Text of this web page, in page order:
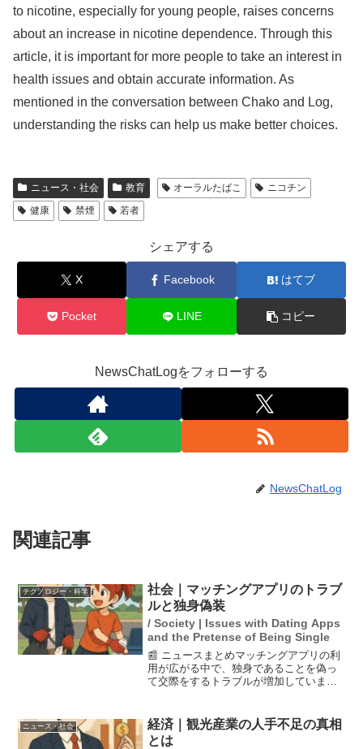
to nicotine, especially for young people, raises concerns
about an increase in nicotine dependence. Through this
article, it is important for more people to take an interest in
health issues and obtain accurate information. As
mentioned in the conversation between Chako and Log,
understanding the risks can help us make better choices.
ニュース・社会 教育 オーラルたばこ
ニコチン
健康
禁煙 若者
シェアする
X Facebook はてブ
Pocket LINE コピー
NewsChatLogをフォローする
NewsChatLog
関連記事
テクノロジー・科学
社会｜マッチングアプリのトラブ
ルと独身偽装
/ Society | Issues with Dating Apps
and the Pretense of Being Single
📰 ニュースまとめマッチングアプリの利
用が広がる中で、独身であることを偽っ
て交際をするトラブルが増加していま
ケースもあるため、利用者にとってリス
クが伴います。恋愛結婚が...
ニュース・社会
経済｜観光産業の人手不足の真相
とは